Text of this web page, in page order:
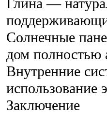
Глина —
Солнечные
дом полностью
Внутренние
использование
Заключение